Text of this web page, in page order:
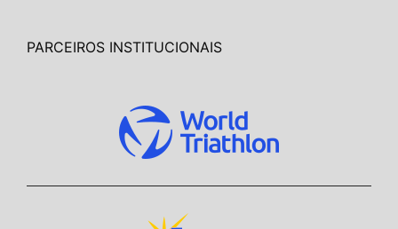
PARCEIROS INSTITUCIONAIS